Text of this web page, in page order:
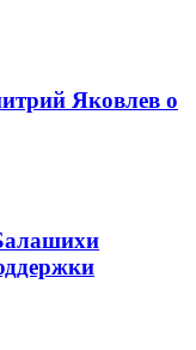
Яковлев о